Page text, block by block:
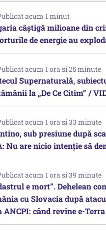
acum 1 minut
câștigă milioane din
de energie au
acum 1 ora si 25 minute
Supernaturală,
la „De Ce Citim” /
acum 1 ora si 33 minute
sub presiune după
Nu are nicio intenție să
acum 1 ora si 39 minute
e mort”. Dehelean
cu Slovacia după
ANCPI: când revine e-Terra